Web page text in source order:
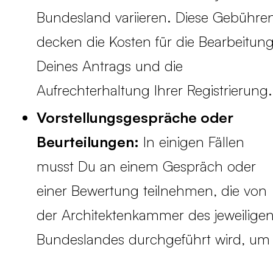
Bundesland variieren. Diese
decken die Kosten für die
Deines Antrags und die
Aufrechterhaltung Ihrer Registrierung.
Vorstellungsgespräche oder
Beurteilungen: In einigen Fällen
musst Du an einem Gespräch oder
einer Bewertung teilnehmen, die von
der Architektenkammer des
Bundeslandes durchgeführt wird, um